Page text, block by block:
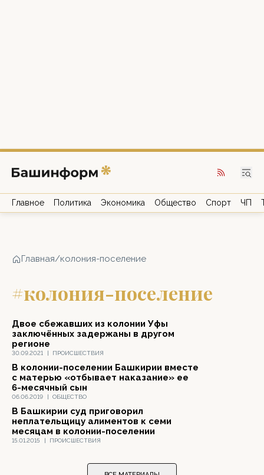
Главное Политика Экономика Общество Спорт ЧП
Главная/колония-поселение
#колония-поселение
30.09.2021 | ПРОИСШЕСТВИЯ
Двое сбежавших из колонии Уфы
заключённых задержаны в другом
регионе
06.06.2019 | ОБЩЕСТВО
В колонии-поселении Башкирии вместе
с матерью «отбывает наказание» ее
6-месячный сын
15.01.2015 | ПРОИСШЕСТВИЯ
В Башкирии суд приговорил
неплательщицу алиментов к семи
месяцам в колонии-поселении